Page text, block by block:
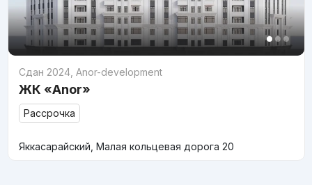
Сдан 2024, Anor-development
ЖК «Anor»
Рассрочка
Яккасарайский, Малая кольцевая дорога 20